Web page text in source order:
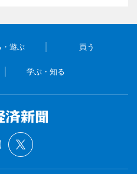
・遊ぶ 買う
学ぶ・知る